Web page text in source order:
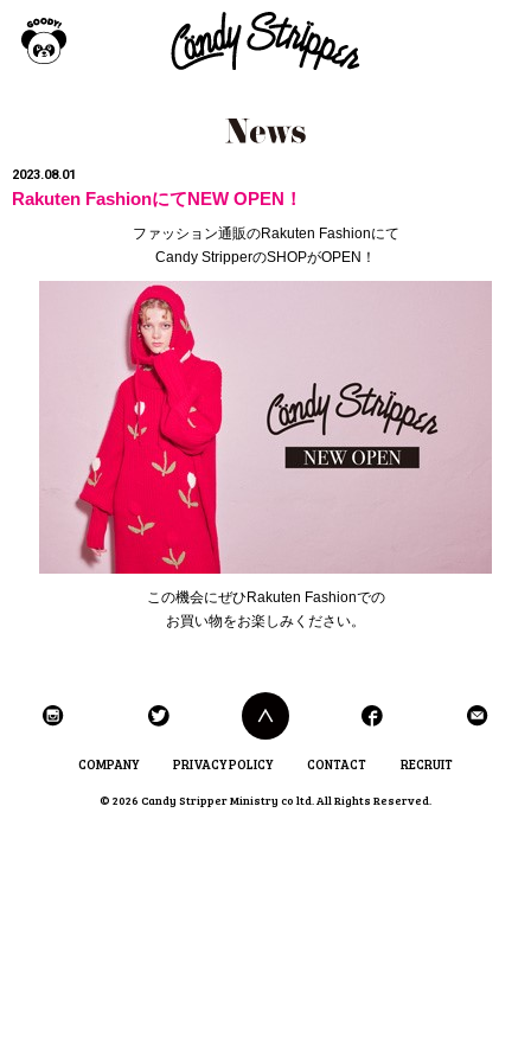
2023.08.01
Rakuten FashionにてNEW OPEN！
ファッション通販のRakuten Fashionにて
Candy StripperのSHOPがOPEN！
この機会にぜひRakuten Fashionでの
お買い物をお楽しみください。
COMPANY PRIVACY POLICY CONTACT RECRUIT
© 2026 Candy Stripper Ministry co ltd. All Rights Reserved.